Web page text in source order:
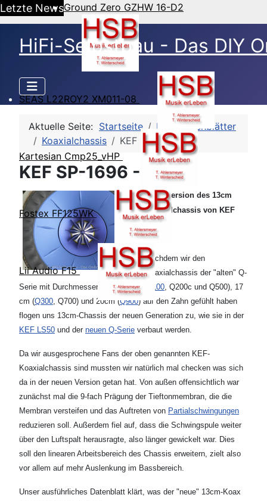
Letzte NewsGround Zero GZHW 16-D2
SEAS L22ROY2 XM011-08
Kartesian Cmp25_vHP
Fostex FF125WK
Lii Audio F15
HiFi-Selbstbau - Das DIY
Aktuelle Seite: Startseite
HSB-Datenblätter
Koaxialchassis
KEF SP-1696
KEF SP-1696 - TSP
Neue Version des 13cm
Koaxialchassis von KEF
Nachdem wir den
Koaxialchassis der "alten" Q-
Serie mit Durchmessern von 13 cm (
Q100, Q200c und Q500), 17
cm (Q300, Q700) und 20cm (Q900) auf den Zahn gefühlt haben
flogen uns 13cm-Chassis der neuen Generation zu, wie sie in der
KEF LS50 und der neuen Q-Serie verbaut werden.
Da wir ausgesprochene Fans der oben genannten KEF-
Koaxialchassis sind mussten wir natürlich mal checken was sich
da in der neuen Version getan hat. Von außen offensichtlich war
zunächst mal die 9-fach Prägung der Tieftonmembran, die die
Membran versteifen und das Auftreten von Partialschwingungen
reduzieren soll. Außerdem fiel auf, dass die Schwingspule weiter
über den Luftspalt herausragte, also länger gewickelt war. Dies
soll den linearen Arbeitsbereich des Chassis erweitern, zielt also
vor allem auf mehr Auslenkung im Bassbereich.
Unser ausführliches Datenblatt klärt, was der "neue" 13cm-Koax